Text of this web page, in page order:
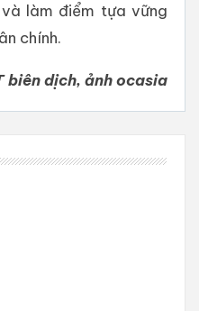
làm điểm tựa vững
chính.
biên dịch, ảnh ocasia